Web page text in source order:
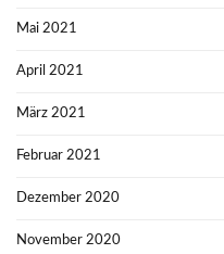
Mai 2021
April 2021
März 2021
Februar 2021
Dezember 2020
November 2020